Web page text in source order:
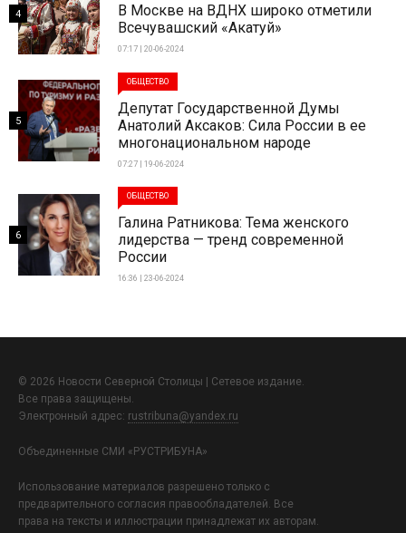
В Москве на ВДНХ широко отметили
Всечувашский «Акатуй»
07:17 | 20-06-2024
4
ОБЩЕСТВО
Депутат Государственной Думы
Анатолий Аксаков: Сила России в ее
многонациональном народе
07:27 | 19-06-2024
5
ОБЩЕСТВО
Галина Ратникова: Тема женского
лидерства — тренд современной
России
16:36 | 23-06-2024
6
© 2026 Новости Северной Столицы | Сетевое издание.
Все права защищены.
Электронный адрес: rustribuna@yandex.ru
Объединенные СМИ «РУСТРИБУНА»
Использование материалов разрешено только с
предварительного согласия правообладателей. Все
права на тексты и иллюстрации принадлежат их авторам.